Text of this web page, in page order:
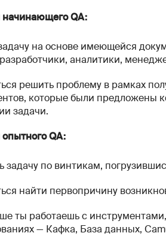
начинающего QA:
на основе имеющейся
аналитики,
решить проблему в рамках
которые были предложены
задачи.
опытного QA:
задачу по винтикам,
найти первопричину
ты работаешь с
— Кафка, База данных,